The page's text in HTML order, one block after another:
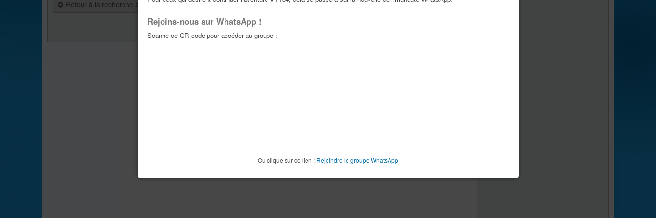
Rejoins-nous sur WhatsApp !
Scanne ce QR code pour accéder au groupe :
Ou clique sur ce lien : Rejoindre le groupe WhatsApp
La recherche a retourné 0 résultat(s) Page1sur
Retour à la recherche avancée
Aller vers :